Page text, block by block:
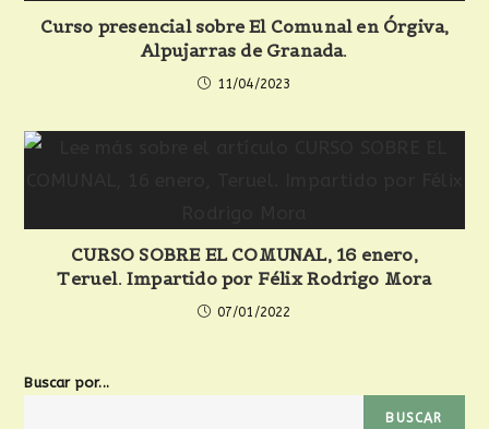
Curso presencial sobre El Comunal en Órgiva,
Alpujarras de Granada.
11/04/2023
CURSO SOBRE EL COMUNAL, 16 enero,
Teruel. Impartido por Félix Rodrigo Mora
07/01/2022
Buscar por...
BUSCAR